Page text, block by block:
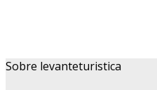
Sobre levanteturistica